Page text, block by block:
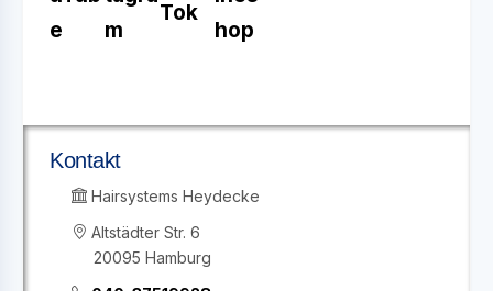
Kontakt
Hairsystems Heydecke
Altstädter Str. 6
20095 Hamburg